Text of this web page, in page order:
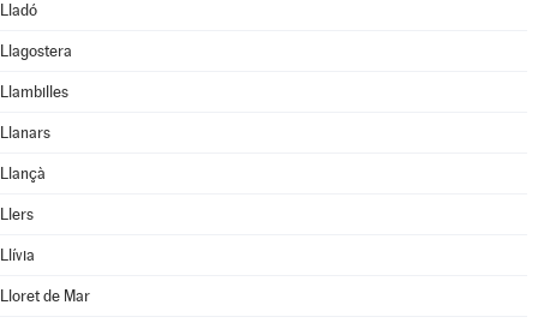
Lladó
Llagostera
Llambilles
Llanars
Llançà
Llers
Llívia
Lloret de Mar